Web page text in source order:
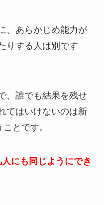
、あらかじめ能力が
りする人は別です
、誰でも結果を残せ
てはいけないのは新
とです。
にも同じようにでき